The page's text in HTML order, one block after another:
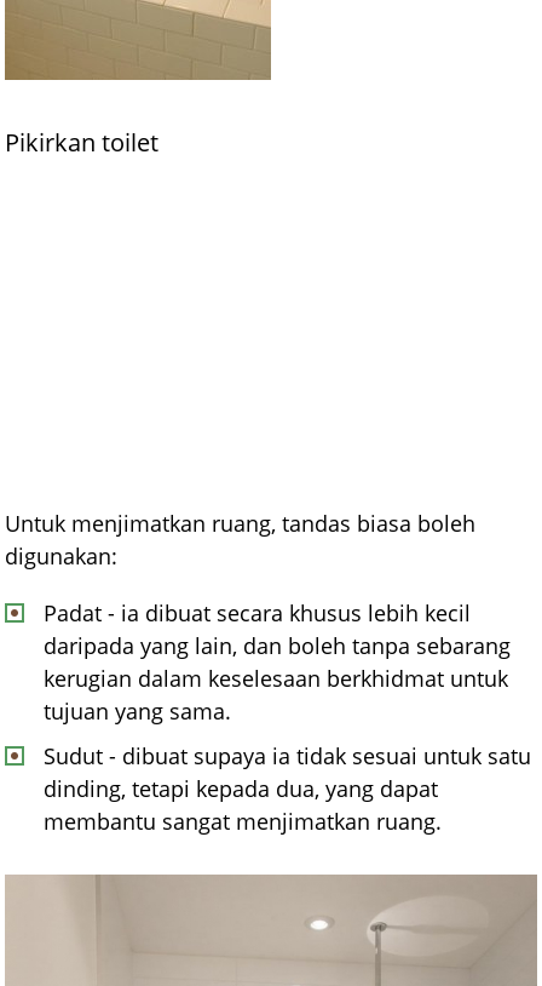
Pikirkan toilet
Untuk menjimatkan ruang, tandas biasa boleh
digunakan:
Padat - ia dibuat secara khusus lebih kecil
daripada yang lain, dan boleh tanpa sebarang
kerugian dalam keselesaan berkhidmat untuk
tujuan yang sama.
Sudut - dibuat supaya ia tidak sesuai untuk satu
dinding, tetapi kepada dua, yang dapat
membantu sangat menjimatkan ruang.